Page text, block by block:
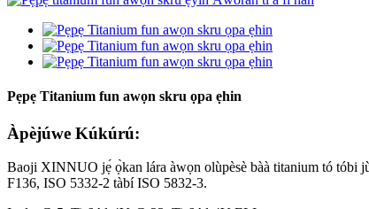
Pẹpẹ Titanium fun awọn skru ọpa ẹhin
Àpèjúwe Kúkúrú:
Baoji XINNUO jẹ́ ọ̀kan lára ​​àwọn olùpèsè bàà titanium tó
F136, ISO 5332-2 tàbí ISO 5832-3.